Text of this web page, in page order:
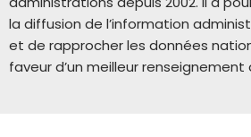
la diffusion de l’information
et de rapprocher les données
faveur d’un meilleur renseignement